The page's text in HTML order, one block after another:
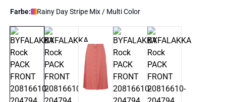
Farbe: Rainy Day Stripe Mix / Multi Color